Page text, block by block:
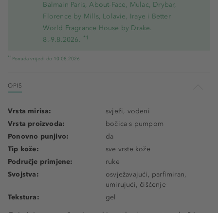
Balmain Paris, About-Face, Mulac, Drybar,
Florence by Mills, Lolavie, Iraye i Better
World Fragrance House by Drake.
8.-9.8.2026. *1
*1 Ponuda vrijedi do 10.08.2026
OPIS
Vrsta mirisa:
svježi, vodeni
Vrsta proizvoda:
bočica s pumpom
Ponovno punjivo:
da
Tip kože:
sve vrste kože
Područje primjene:
ruke
Svojstva:
osvježavajući, parfimiran,
umirujući, čišćenje
Tekstura:
gel